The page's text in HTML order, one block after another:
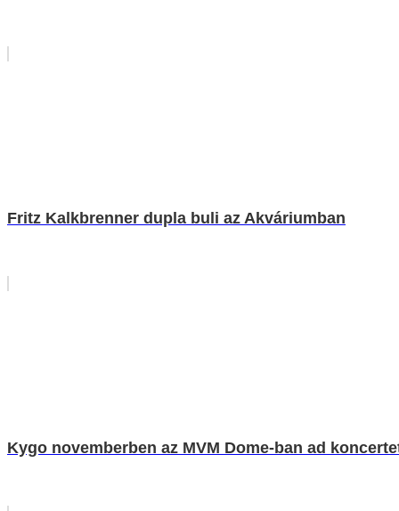
Fritz Kalkbrenner dupla buli az Akváriumban
Kygo novemberben az MVM Dome-ban ad